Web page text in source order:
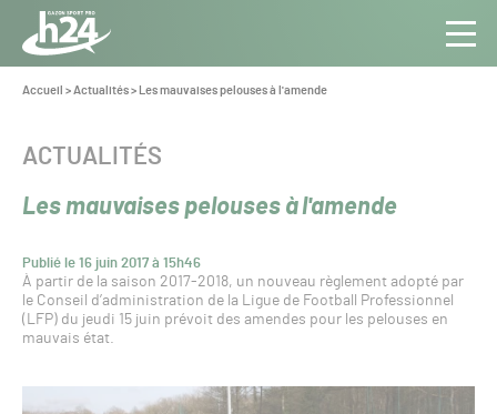
Panneau de gestion des cookies
Aller au contenu
Toute
l’info
Pro
Vous
Accueil >Actualités> Les mauvaises pelouses à l'amende
Les mauvaises pelouses à l'amende
Publié le 16 juin 2017 à 15h46
CATÉGORIE :
ACTUALITÉS
À partir de la saison 2017-2018, un nouveau règlement adopté par
le Conseil d’administration de la Ligue de Football Professionnel
(LFP) du jeudi 15 juin prévoit des amendes pour les pelouses en
mauvais état.